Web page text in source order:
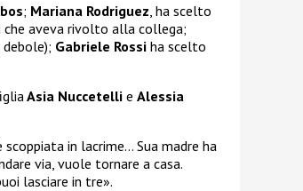
; Mariana Rodriguez , ha scelto
che aveva rivolto alla collega;
debole); Gabriele Rossi ha scelto
Asia Nuccetelli e Alessia
scoppiata in lacrime… Sua madre ha
via, vuole tornare a casa.
lasciare in tre».